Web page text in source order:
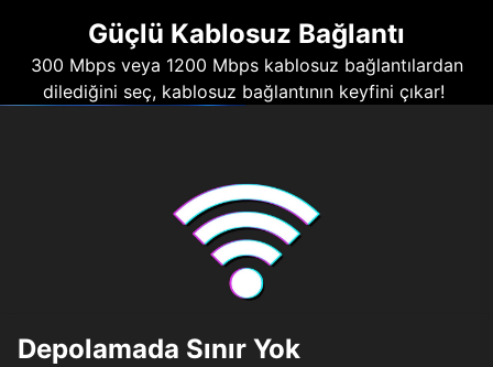
Güçlü Kablosuz Bağlantı
300 Mbps veya 1200 Mbps kablosuz bağlantılardan
dilediğini seç, kablosuz bağlantının keyfini çıkar!
Depolamada Sınır Yok